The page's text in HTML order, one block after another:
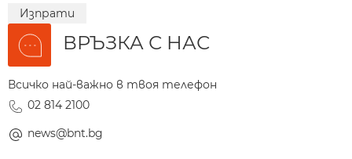
Изпрати
ВРЪЗКА С НАС
Всичко най-важно в твоя телефон
02 814 2100
news@bnt.bg